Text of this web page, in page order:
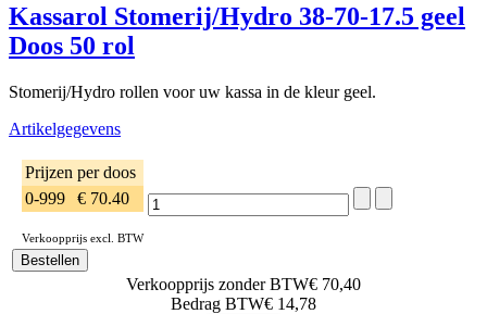
Kassarol Stomerij/Hydro 38-70-17.5 geel
Doos 50 rol
Stomerij/Hydro rollen voor uw kassa in de kleur geel.
Artikelgegevens
Prijzen per doos
0-999
€ 70.40
Verkoopprijs excl. BTW
Verkoopprijs zonder BTW€ 70,40
Bedrag BTW€ 14,78